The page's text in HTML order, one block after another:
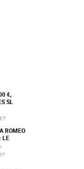
€,
SL
ROMEO
LE